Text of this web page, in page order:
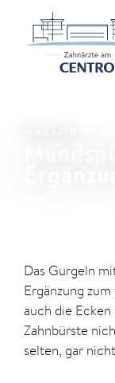
Das Gurgeln
Ergänzung
auch die
Zahnbürste
selten, gar